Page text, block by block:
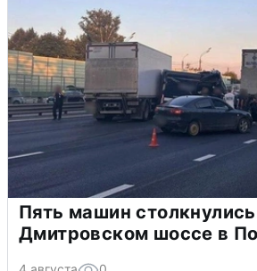
Пять машин
Дмитровском шоссе в